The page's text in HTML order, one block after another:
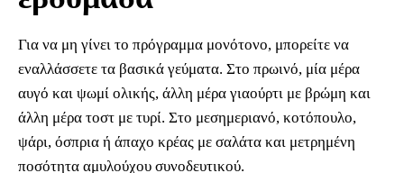
Για να μη γίνει το πρόγραμμα μονότονο, μπορείτε να
εναλλάσσετε τα βασικά γεύματα. Στο πρωινό, μία μέρα
αυγό και ψωμί ολικής, άλλη μέρα γιαούρτι με βρώμη και
άλλη μέρα τοστ με τυρί. Στο μεσημεριανό, κοτόπουλο,
ψάρι, όσπρια ή άπαχο κρέας με σαλάτα και μετρημένη
ποσότητα αμυλούχου συνοδευτικού.